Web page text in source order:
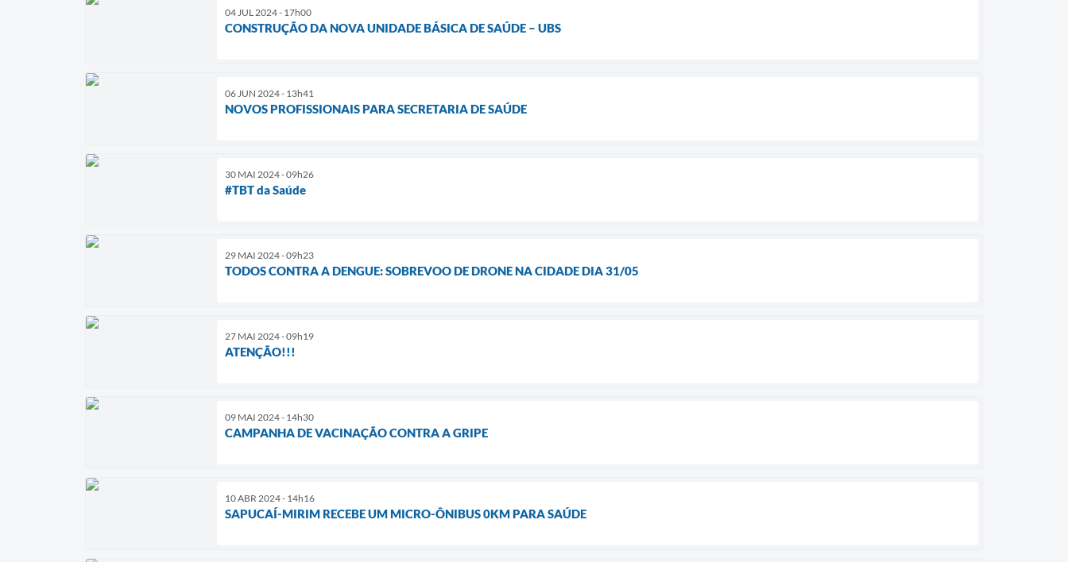
04 JUL 2024 - 17h00
CONSTRUÇÃO DA NOVA UNIDADE BÁSICA DE SAÚDE – UBS
06 JUN 2024 - 13h41
NOVOS PROFISSIONAIS PARA SECRETARIA DE SAÚDE
30 MAI 2024 - 09h26
#TBT da Saúde
29 MAI 2024 - 09h23
TODOS CONTRA A DENGUE: SOBREVOO DE DRONE NA CIDADE DIA 31/05
27 MAI 2024 - 09h19
ATENÇÃO!!!
09 MAI 2024 - 14h30
CAMPANHA DE VACINAÇÃO CONTRA A GRIPE
10 ABR 2024 - 14h16
SAPUCAÍ-MIRIM RECEBE UM MICRO-ÔNIBUS 0KM PARA SAÚDE